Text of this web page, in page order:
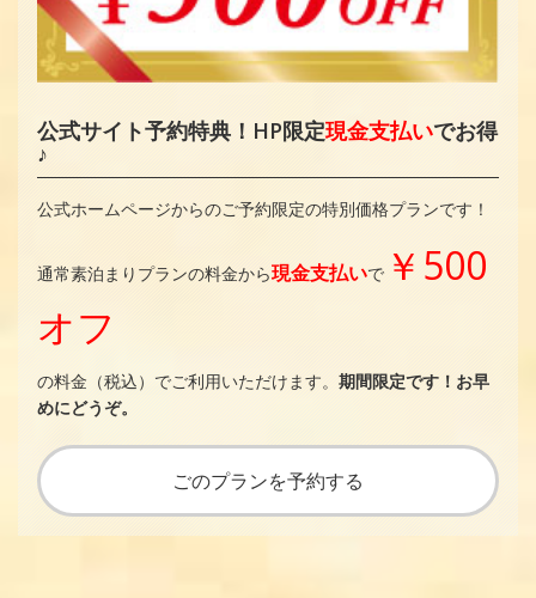
公式サイト予約特典！HP限定現金支払いでお得
♪
公式ホームページからのご予約限定の特別価格プランです！
通常素泊まりプランの料金から現金支払いで ￥500
オフ
の料金（税込）でご利用いただけます。 期間限定です！お早
めにどうぞ。
ごのプランを予約する